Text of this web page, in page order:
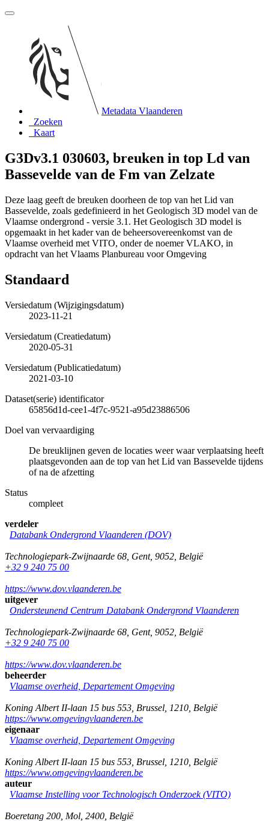
Metadata Vlaanderen
Zoeken
Kaart
G3Dv3.1 030603, breuken in top Ld van
Bassevelde van de Fm van Zelzate
Deze laag geeft de breuken doorheen de top van het Lid van
Bassevelde, zoals gedefinieerd in het Geologisch 3D model van de
Vlaamse ondergrond - versie 3.1. Het Geologisch 3D model is
opgemaakt in het kader van de beheersovereenkomst van de
Vlaamse overheid met VITO, onder de noemer VLAKO, in
opdracht van het Vlaams Planbureau voor Omgeving
Standaard
Versiedatum (Wijzigingsdatum)
2023-11-21
Versiedatum (Creatiedatum)
2020-05-31
Versiedatum (Publicatiedatum)
2021-03-10
Dataset(serie) identificator
65856d1d-cee1-4f7c-9521-a95d23886506
Doel van vervaardiging
De breuklijnen geven de locaties weer waar verplaatsing heeft
plaatsgevonden aan de top van het Lid van Bassevelde tijdens
of na de afzetting
Status
compleet
verdeler
Databank Ondergrond Vlaanderen (DOV)
Technologiepark-Zwijnaarde 68 Gent, 9052 België
+32 9 240 75 00
https://www.dov.vlaanderen.be
uitgever
Ondersteunend Centrum Databank Ondergrond Vlaanderen
Technologiepark-Zwijnaarde 68 Gent, 9052 België
+32 9 240 75 00
https://www.dov.vlaanderen.be
beheerder
Vlaamse overheid, Departement Omgeving
Koning Albert II-laan 15 bus 553 Brussel 1210 België
https://www.omgevingvlaanderen.be
eigenaar
Vlaamse overheid, Departement Omgeving
Koning Albert II-laan 15 bus 553 Brussel 1210 België
https://www.omgevingvlaanderen.be
auteur
Vlaamse Instelling voor Technologisch Onderzoek (VITO)
Boeretang 200 Mol 2400 België